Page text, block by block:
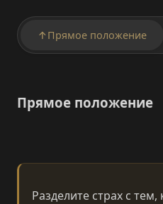
↑ Прямое положение
Прямое положение
Разделите страх с